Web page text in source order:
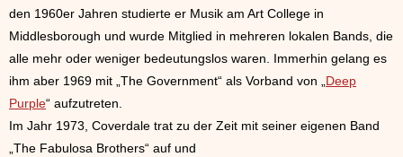
den 1960er Jahren studierte er Musik am Art College in
Middlesborough und wurde Mitglied in mehreren lokalen Bands, die
alle mehr oder weniger bedeutungslos waren. Immerhin gelang es
ihm aber 1969 mit „The Government“ als Vorband von „Deep
Purple“ aufzutreten.
Im Jahr 1973, Coverdale trat zu der Zeit mit seiner eigenen Band
„The Fabulosa Brothers“ auf und